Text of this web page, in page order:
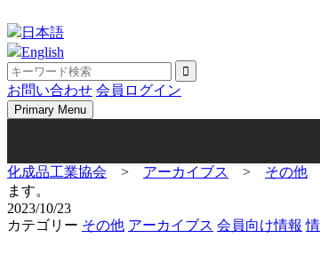
to
content
日本語
English
お問い合わせ 会員ログイン
Primary Menu
化成品工業協会 > アーカイブス > その他
ます。
2023/10/23
カテゴリー その他 アーカイブス 会員向け情報